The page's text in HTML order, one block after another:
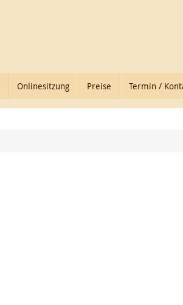
Onlinesitzung Preise Termin /